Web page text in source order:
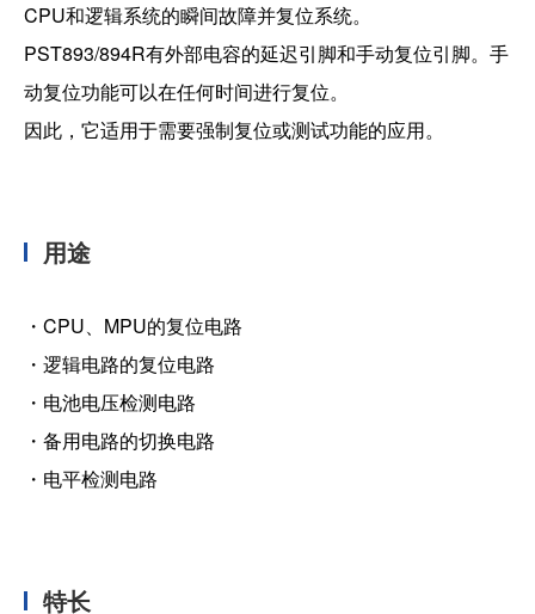
CPU和逻辑系统的瞬间故障并复位系统。
PST893/894R有外部电容的延迟引脚和手动复位引脚。手
动复位功能可以在任何时间进行复位。
因此，它适用于需要强制复位或测试功能的应用。
用途
・CPU、MPU的复位电路
・逻辑电路的复位电路
・电池电压检测电路
・备用电路的切换电路
・电平检测电路
特长